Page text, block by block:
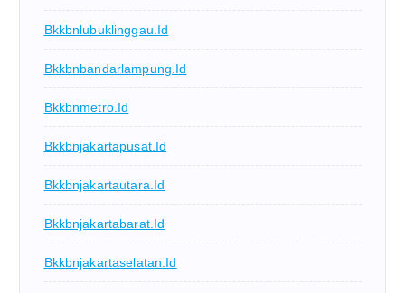
Bkkbnlubuklinggau.id
Bkkbnbandarlampung.id
Bkkbnmetro.id
Bkkbnjakartapusat.id
Bkkbnjakartautara.id
Bkkbnjakartabarat.id
Bkkbnjakartaselatan.id